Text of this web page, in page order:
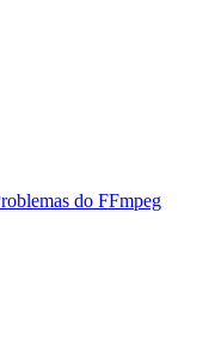
do FFmpeg